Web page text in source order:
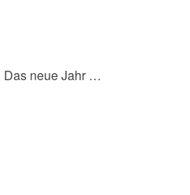
Das neue Jahr …